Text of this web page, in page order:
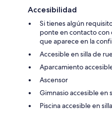
Accesibilidad
Si tienes algún
ponte en contacto con
que aparece en la
Accesible en silla de
Aparcamiento
Ascensor
Gimnasio accesible en
Piscina accesible en